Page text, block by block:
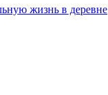
жизнь в деревне